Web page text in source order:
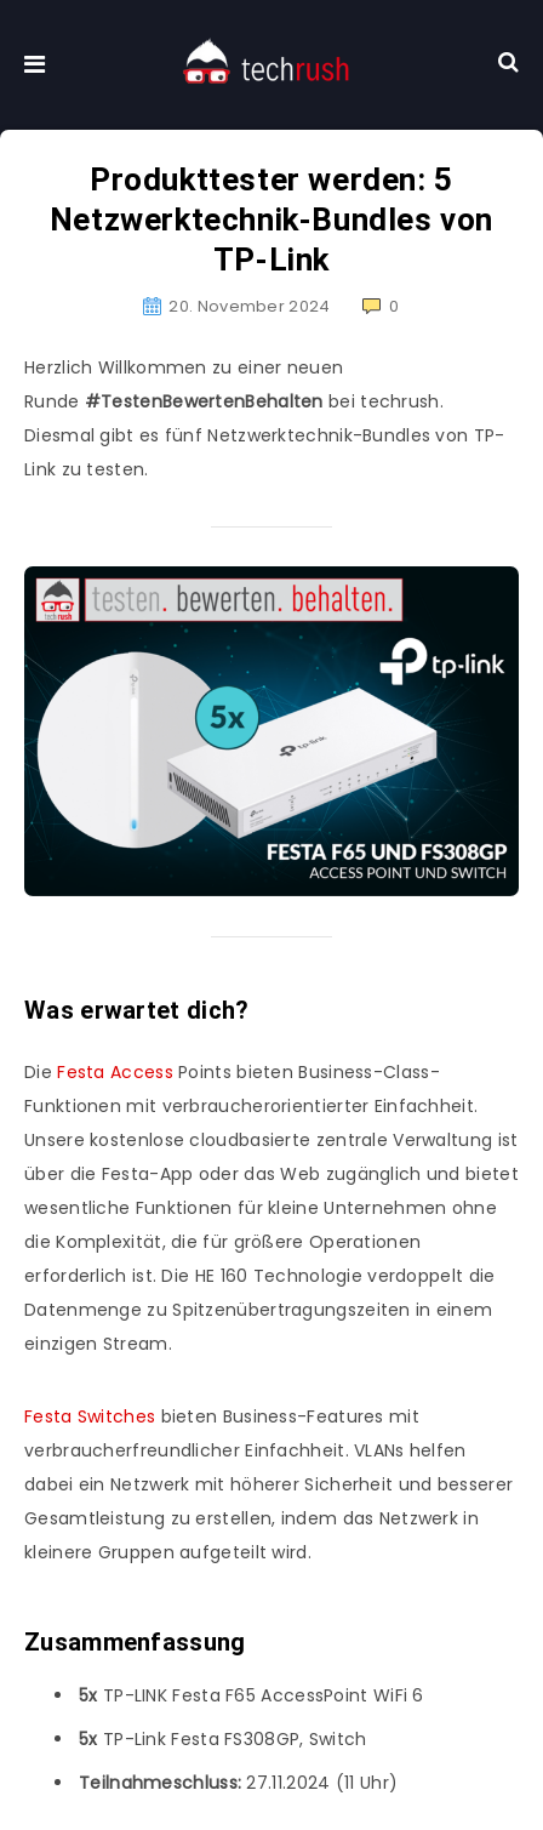
Produkttester werden: 5
Netzwerktechnik-Bundles von
TP-Link
20. November 2024 0
Herzlich Willkommen zu einer neuen
Runde #TestenBewertenBehalten bei techrush.
Diesmal gibt es fünf Netzwerktechnik-Bundles von TP-
Link zu testen.
Was erwartet dich?
DieFesta Access Points bieten Business-Class-
Funktionen mit verbraucherorientierter Einfachheit.
Unsere kostenlose cloudbasierte zentrale Verwaltung ist
über die Festa-App oder das Web zugänglich und bietet
wesentliche Funktionen für kleine Unternehmen ohne
die Komplexität, die für größere Operationen
erforderlich ist. Die HE 160 Technologie verdoppelt die
Datenmenge zu Spitzenübertragungszeiten in einem
einzigen Stream.
Festa Switches bieten Business-Features mit
verbraucherfreundlicher Einfachheit. VLANs helfen
dabei ein Netzwerk mit höherer Sicherheit und besserer
Gesamtleistung zu erstellen, indem das Netzwerk in
kleinere Gruppen aufgeteilt wird.
Zusammenfassung
5x TP-LINK Festa F65 AccessPoint WiFi 6
5x TP-Link Festa FS308GP, Switch
Teilnahmeschluss: 27.11.2024 (11 Uhr)